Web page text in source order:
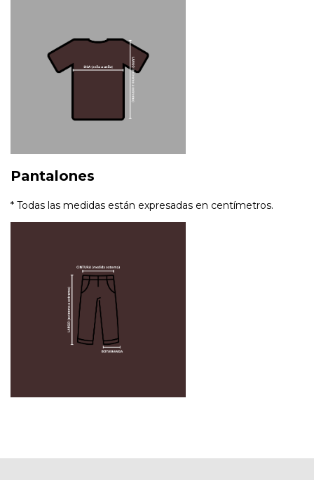
Pantalones
* Todas las medidas están expresadas en centímetros.